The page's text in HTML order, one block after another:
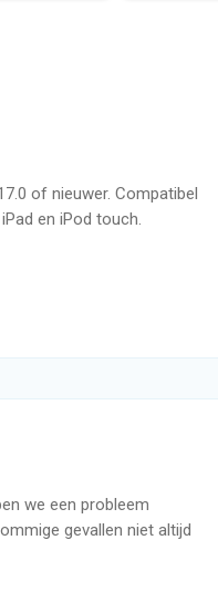
of nieuwer. Compatibel
en iPod touch.
we een probleem
gevallen niet altijd